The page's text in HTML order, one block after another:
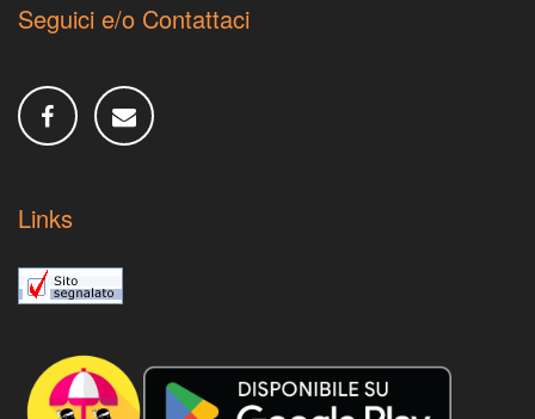
Seguici e/o Contattaci
Links